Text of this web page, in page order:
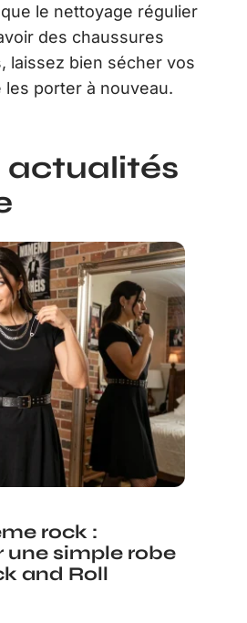
que le nettoyage régulier
des chaussures
laissez bien sécher vos
les porter à nouveau.
actualités
rock :
une simple robe
and Roll